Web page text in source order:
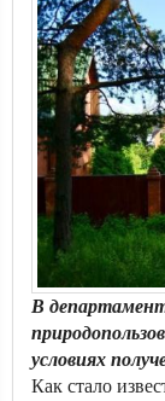
В
условиях
Как стало